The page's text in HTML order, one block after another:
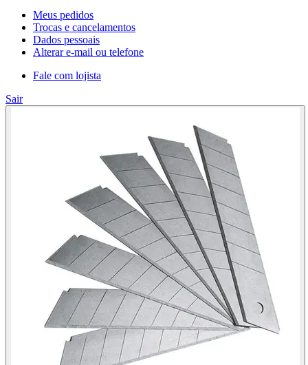
Meus pedidos
Trocas e cancelamentos
Dados pessoais
Alterar e-mail ou telefone
Fale com lojista
Sair